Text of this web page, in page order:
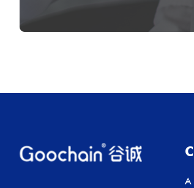
A